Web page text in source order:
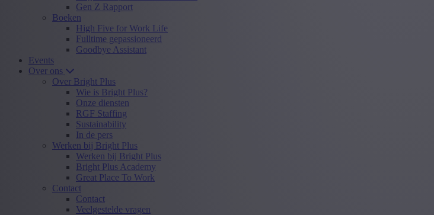
Gen Z Rapport
Boeken
High Five for Work Life
Fulltime gepassioneerd
Goodbye Assistant
Events
Over ons
Over Bright Plus
Wie is Bright Plus?
Onze diensten
RGF Staffing
Sustainability
In de pers
Werken bij Bright Plus
Werken bij Bright Plus
Bright Plus Academy
Great Place To Work
Contact
Contact
Veelgestelde vragen